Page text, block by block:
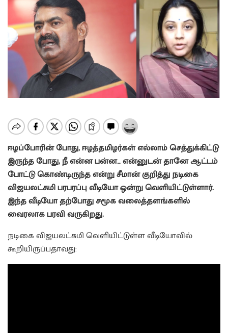
ஈழப்போரின் போது, ஈழத்தமிழர்கள் எல்லாம் செத்துக்கிட்டு
இருந்த போது, நீ என்ன பன்ன… என்னுடன் தானே ஆட்டம்
போட்டு கொண்டிருந்த என்று சீமான் குறித்து நடிகை
விஜயலட்சுமி பரபரப்பு வீடியோ ஒன்று வெளியிட்டுள்ளார்.
இந்த வீடியோ தற்போது சமூக வலைத்தளங்களில்
வைரலாக பரவி வருகிறது.
நடிகை விஜயலட்சுமி வெளியிட்டுள்ள வீடியோவில்
கூறியிருப்பதாவது: